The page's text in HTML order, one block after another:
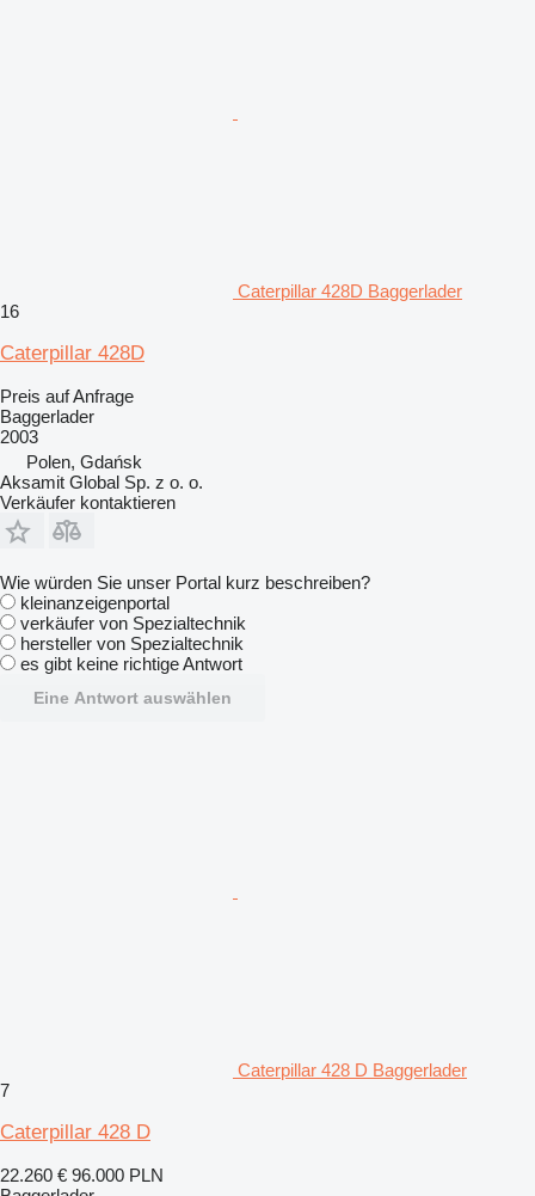
Caterpillar 428D Baggerlader
16
Caterpillar 428D
Preis auf Anfrage
Baggerlader
2003
Polen, Gdańsk
Aksamit Global Sp. z o. o.
Verkäufer kontaktieren
Wie würden Sie unser Portal kurz beschreiben?
kleinanzeigenportal
verkäufer von Spezialtechnik
hersteller von Spezialtechnik
es gibt keine richtige Antwort
Eine Antwort auswählen
Caterpillar 428 D Baggerlader
7
Caterpillar 428 D
22.260 € 96.000 PLN